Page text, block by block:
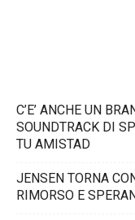
C’E’ ANCHE UN
SOUNDTRACK DI
TU AMISTAD
JENSEN TORNA
RIMORSO E